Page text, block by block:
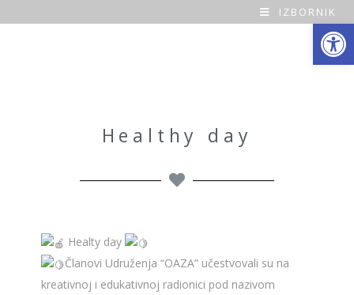
Open toolbar
O
IZBORNIK
Healthy day
Healty day
Članovi Udruženja “OAZA” učestvovali su na
kreativnoj i edukativnoj radionici pod nazivom